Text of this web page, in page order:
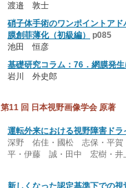
渡邉 敦士
硝子体手術のワンポイントア
膜創菲薄化（初級編）
p085
池田 恒彦
基礎研究コラム：76．網膜発
岩川 外史郎
第11 回 日本視野画像学会 原著
運転外来における視野障害ド
深野 佑佳・國松 志保・平
平・伊藤 誠・田中 宏樹・
新しくなった認定基準下での